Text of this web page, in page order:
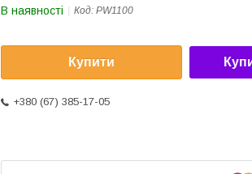
В наявності Код: PW1100
Купити
+380 (67) 385-17-05